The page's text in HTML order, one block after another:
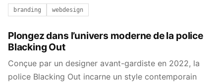
branding webdesign
Plongez dans l’univers moderne de la police
Blacking Out
Conçue par un designer avant-gardiste en 2022, la
police Blacking Out incarne un style contemporain